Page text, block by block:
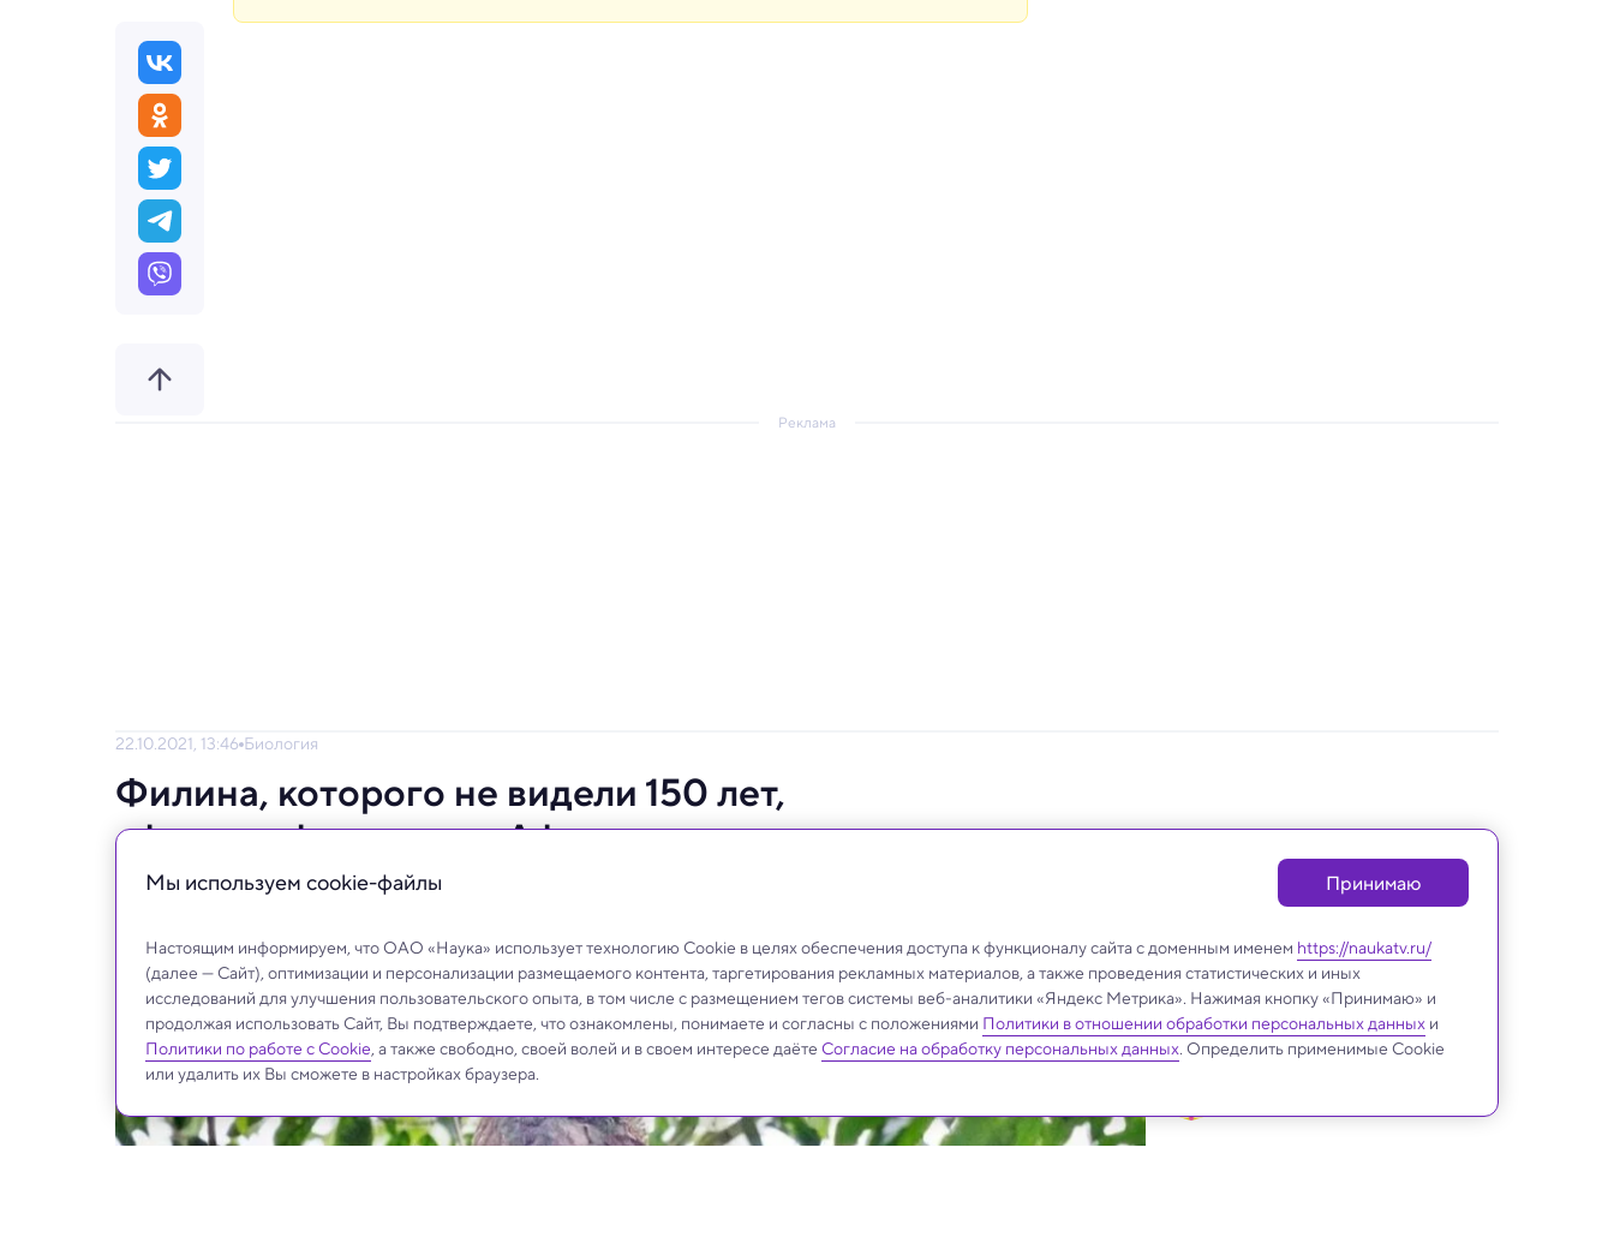
Реклама
22.10.2021, 13:46 Биология
Филина, которого не видели 150 лет,
сфотографировали в Африке
Святой Грааль орнитологов.
Биология
Мы используем сookie-файлы Принимаю
Настоящим информируем, что ОАО «Наука» использует технологию Cookie в целях обеспечения доступа к функционалу сайта с доменным именем https://naukatv.ru/
(далее — Сайт), оптимизации и персонализации размещаемого контента, таргетирования рекламных материалов, а также проведения статистических и иных
исследований для улучшения пользовательского опыта, в том числе с размещением тегов системы веб-аналитики «Яндекс Метрика». Нажимая кнопку «Принимаю» и
продолжая использовать Сайт, Вы подтверждаете, что ознакомлены, понимаете и согласны с положениями Политики в отношении обработки персональных данных и
Политики по работе с Cookie, а также свободно, своей волей и в своем интересе даёте Согласие на обработку персональных данных. Определить применимые Cookie
или удалить их Вы сможете в настройках браузера.